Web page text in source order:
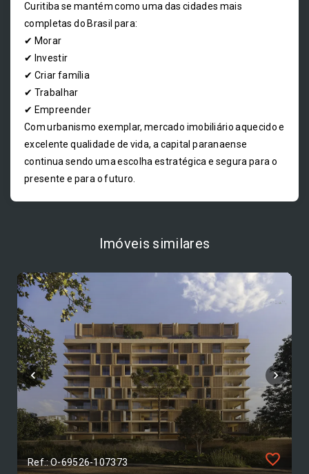
Curitiba se mantém como uma das cidades mais
completas do Brasil para:
✔ Morar
✔ Investir
✔ Criar família
✔ Trabalhar
✔ Empreender
Com urbanismo exemplar, mercado imobiliário aquecido e
excelente qualidade de vida, a capital paranaense
continua sendo uma escolha estratégica e segura para o
presente e para o futuro.
Imóveis similares
Ref.: O-69526-107373